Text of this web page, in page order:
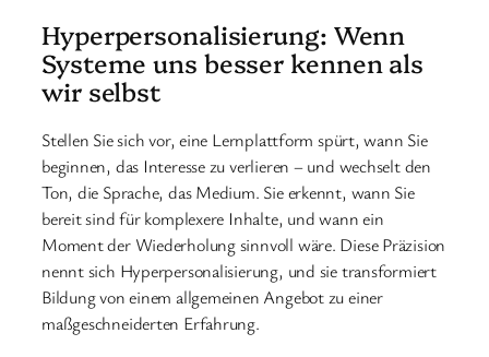
Hyperpersonalisierung: Wenn
Systeme uns besser kennen als
wir selbst
Stellen Sie sich vor, eine Lernplattform spürt, wann Sie
beginnen, das Interesse zu verlieren – und wechselt den
Ton, die Sprache, das Medium. Sie erkennt, wann Sie
bereit sind für komplexere Inhalte, und wann ein
Moment der Wiederholung sinnvoll wäre. Diese Präzision
nennt sich Hyperpersonalisierung, und sie transformiert
Bildung von einem allgemeinen Angebot zu einer
maßgeschneiderten Erfahrung.